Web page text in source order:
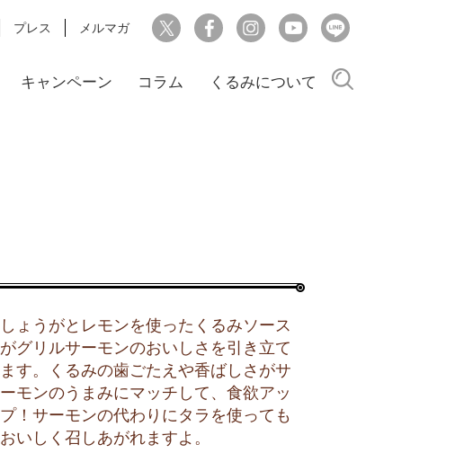
プレス メルマガ
キャンペーン コラム くるみについて
しょうがとレモンを使ったくるみソース
がグリルサーモンのおいしさを引き立て
ます。くるみの歯ごたえや香ばしさがサ
ーモンのうまみにマッチして、食欲アッ
プ！サーモンの代わりにタラを使っても
おいしく召しあがれますよ。